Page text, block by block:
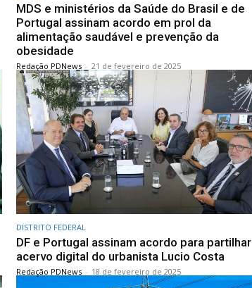
MDS e ministérios da Saúde do Brasil e de
Portugal assinam acordo em prol da
alimentação saudável e prevenção da
obesidade
Redação PDNews - 21 de fevereiro de 2025
DISTRITO FEDERAL
DF e Portugal assinam acordo para partilhar
acervo digital do urbanista Lucio Costa
Redação PDNews - 18 de fevereiro de 2025